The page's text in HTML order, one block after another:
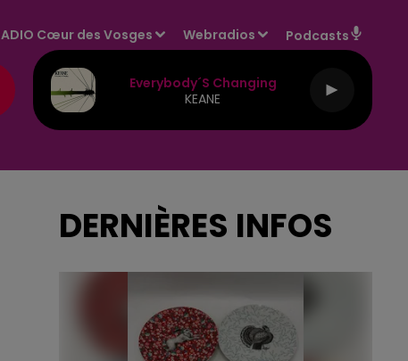
Cœur des Vosges Webradios Podcasts
Everybody´s Changing
KEANE
DERNIÈRES INFOS